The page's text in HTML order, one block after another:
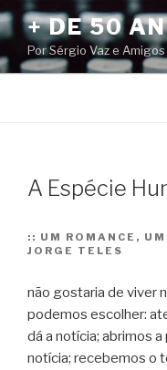
Pular
para
o
conteúdo
+ DE 50
Por Sérgio Vaz e Amigos
A Espécie
:: UM ROMANCE,
JORGE TELES
não gostaria de viver
podemos escolher:
dá a notícia; abrimos
notícia; recebemos o